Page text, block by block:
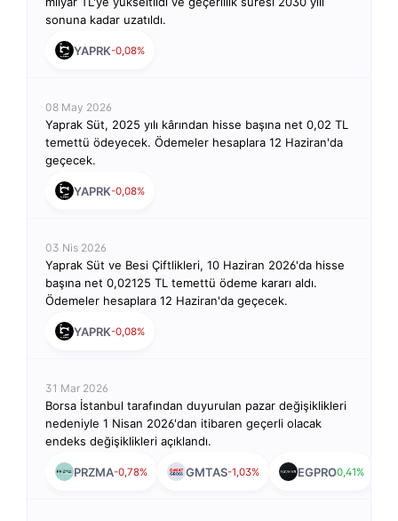
sonuna kadar uzatıldı.
YAPRK-0,08%
08 May 2026
Yaprak Süt, 2025 yılı kârından hisse başına net 0,02 TL
temettü ödeyecek. Ödemeler hesaplara 12 Haziran'da
geçecek.
YAPRK-0,08%
03 Nis 2026
Yaprak Süt ve Besi Çiftlikleri, 10 Haziran 2026'da hisse
başına net 0,02125 TL temettü ödeme kararı aldı.
Ödemeler hesaplara 12 Haziran'da geçecek.
YAPRK-0,08%
31 Mar 2026
Borsa İstanbul tarafından duyurulan pazar değişiklikleri
nedeniyle 1 Nisan 2026'dan itibaren geçerli olacak
endeks değişiklikleri açıklandı.
PRZMA-0,78% GMTAS-1,03% EGPRO0,41%